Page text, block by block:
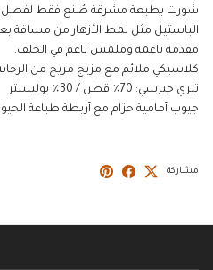
شورت بطبعة مشرقة صُنع فقط لفصل
الباستيل مثل نمط الأزهار من مسافة
مقدمة ناعمة وملمس ناعم في الخلف.
كلاسيكي ملائم مع مزيج مريح من
تيري جيرسي: 70٪ قطن / 30٪ بوليستر
جيوب أمامية حزام مع أربطة طباعة
مشاركة